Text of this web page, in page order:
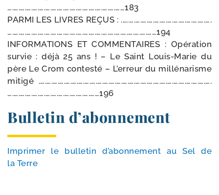
….….….….….….….….….….….….….….….….….……183
PARMI LES LIVRES REÇUS : .….….….….….….….….….….….….….….
….….….….….….….….….….….….….….….….….….….….….….……194
INFORMATIONS ET COMMENTAIRES : Opération
sur­vie : déjà 25 ans ! – Le Saint Louis-​Marie du
père Le Crom contes­té – L’erreur du mil­lé­na­risme
miti­gé .….….….….….….….….….….….….….….….….….….….….….….….….….….….
….….….….….….….….….….….….….……196
Bulletin d’abonnement
Imprimer le bul­le­tin d’a­bon­ne­ment au Sel de
la Terre